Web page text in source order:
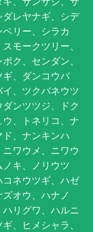
レヤナギ、シデ
リー、シラカ
モークツリー、
ク、センダン、
、ダンコウバ
、ツクバネウツ
ンツツジ、ドク
、トネリコ、ナ
、ナンキンハ
ワウメ、ニワウ
キ、ノリウツ
ネウツギ、ハゼ
オウ、ハナノ
リグワ、ハルニ
、ヒメシャラ、